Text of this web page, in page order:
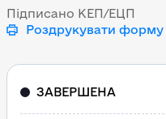
Підписано КЕП/ЕЦП
Роздрукувати
ЗАВЕРШЕНА